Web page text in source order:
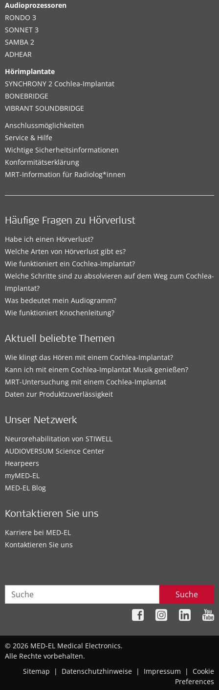
Audioprozessoren
RONDO 3
SONNET 3
SAMBA 2
ADHEAR
Hörimplantate
SYNCHRONY 2 Cochlea-Implantat
BONEBRIDGE
VIBRANT SOUNDBRIDGE
Anschlussmöglichkeiten
Service & Hilfe
Wichtige Sicherheitsinformationen
Konformitätserklärung
MRT-Information für Radiolog*innen
Häufige Fragen zu Hörverlust
Habe ich einen Hörverlust?
Welche Arten von Hörverlust gibt es?
Wie funktioniert ein Cochlea-Implantat?
Welche Schritte sind zu absolvieren auf dem Weg zum Cochlea-
Implantat?
Was bedeutet mein Audiogramm?
Wie funktioniert Knochenleitung?
Aktuell beliebte Themen
Wie klingt das Hören mit einem Cochlea-Implantat?
Kann ich mit einem Cochlea-Implantat Musik genießen?
MRT-Untersuchung mit einem Cochlea-Implantat
Daten zur Produktzuverlässigkeit
Unser Netzwerk
Neurorehabilitation von STIWELL
AUDIOVERSUM Science Center
Hearpeers
myMED‑EL
MED-EL Blog
Kontaktieren Sie uns
Karriere bei MED-EL
Kontaktieren Sie uns
Suche
© 2026 MED-EL Medical Electronics.
Alle Rechte vorbehalten.
Sitemap
| Datenschutzhinweise | Impressum | Cookie
Preferences